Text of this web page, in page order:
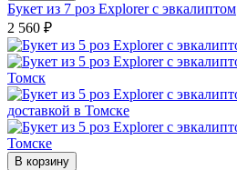
Букет из 7 роз Explorer с эвкалиптом
2 560 ₽
В корзину